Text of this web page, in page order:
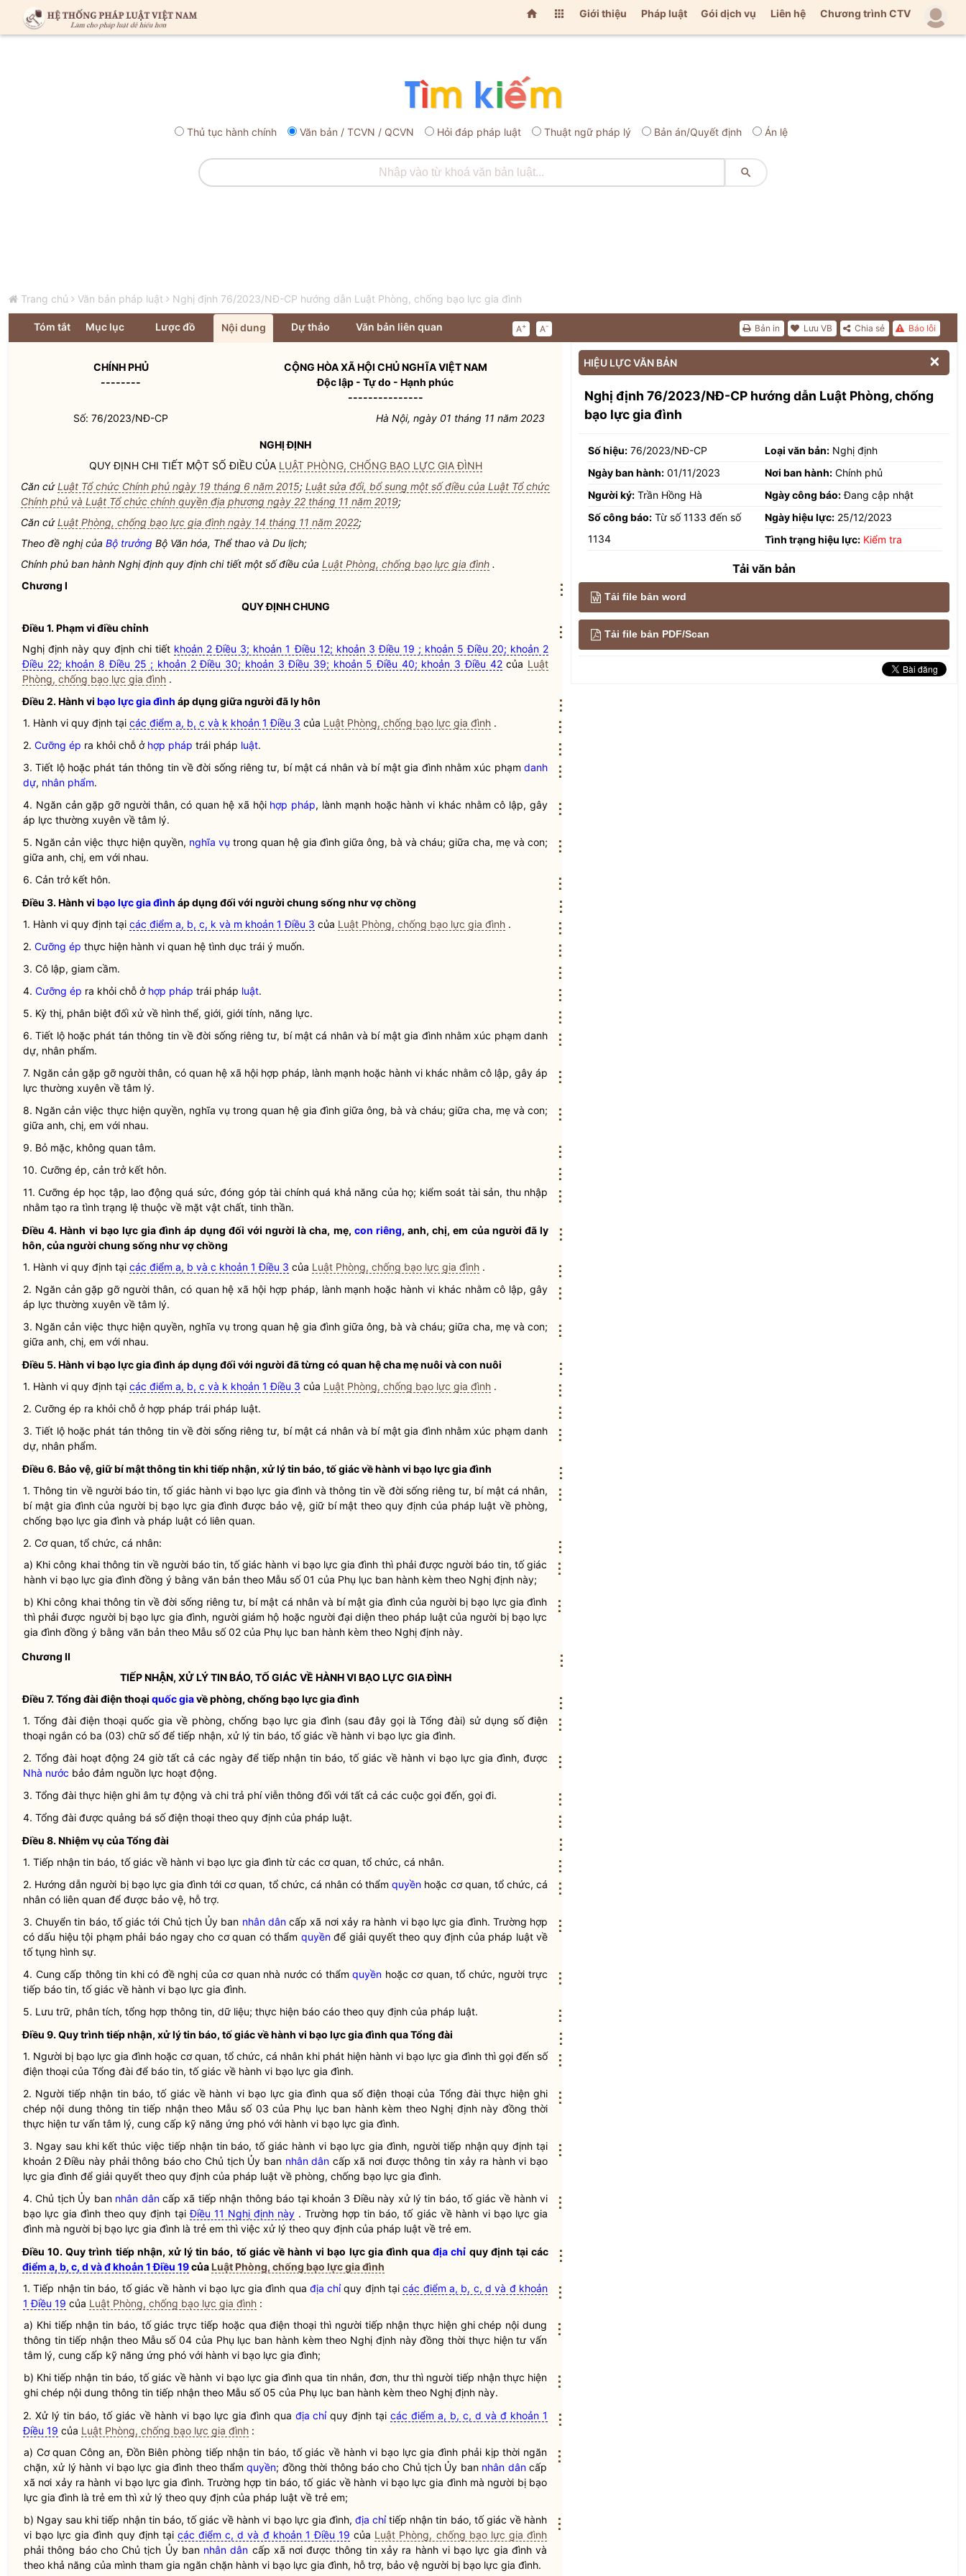
  Giới thiệu Pháp luật Gói dịch vụ Liên hệ Chương trình CTV
Thủ tục hành chính Văn bản / TCVN / QCVN Hỏi đáp pháp luật Thuật ngữ pháp lý Bản án/Quyết định Án lệ

Trang chủ Văn bản pháp luật Nghị định 76/2023/NĐ-CP hướng dẫn Luật Phòng, chống bạo lực gia đình
Tóm tắt Mục lục Lược đồ Nội dung Dự thảo Văn bản liên quan A+ A- Báo lỗi
Chia sẻ
Lưu VB
Bản in
CHÍNH PHỦ
--------
CỘNG HÒA XÃ HỘI CHỦ NGHĨA VIỆT NAM
Độc lập - Tự do - Hạnh phúc
---------------
Số: 76/2023/NĐ-CP
Hà Nội, ngày 01 tháng 11 năm 2023
NGHỊ ĐỊNH
QUY ĐỊNH CHI TIẾT MỘT SỐ ĐIỀU CỦA LUẬT PHÒNG, CHỐNG BẠO LỰC GIA ĐÌNH
Căn cứLuật Tổ chức Chính phủ ngày 19 tháng 6 năm 2015; Luật sửa đổi, bổ sung một số điều của Luật Tổ chức
Chính phủ và Luật Tổ chức chính quyền địa phương ngày 22 tháng 11 năm 2019;
Căn cứLuật Phòng, chống bạo lực gia đình ngày 14 tháng 11 năm 2022;
Theo đề nghị của Bộ trưởng Bộ Văn hóa, Thể thao và Du lịch;
Chính phủ ban hành Nghị định quy định chi tiết một số điều của Luật Phòng, chống bạo lực gia đình .
Chương I
QUY ĐỊNH CHUNG
Điều 1. Phạm vi điều chỉnh
Nghị định này quy định chi tiết khoản 2 Điều 3; khoản 1 Điều 12; khoản 3 Điều 19 ; khoản 5 Điều 20; khoản 2
Điều 22; khoản 8 Điều 25 ; khoản 2 Điều 30; khoản 3 Điều 39; khoản 5 Điều 40; khoản 3 Điều 42của Luật
Phòng, chống bạo lực gia đình .
Điều 2. Hành vi bạo lực gia đình áp dụng giữa người đã ly hôn
1. Hành vi quy định tại các điểm a, b, c và k khoản 1 Điều 3 của Luật Phòng, chống bạo lực gia đình .
2. Cưỡng ép ra khỏi chỗ ở hợp pháp trái pháp luật.
3. Tiết lộ hoặc phát tán thông tin về đời sống riêng tư, bí mật cá nhân và bí mật gia đình nhằm xúc phạm danh
dự, nhân phẩm.
4. Ngăn cản gặp gỡ người thân, có quan hệ xã hội hợp pháp, lành mạnh hoặc hành vi khác nhằm cô lập, gây
áp lực thường xuyên về tâm lý.
5. Ngăn cản việc thực hiện quyền, nghĩa vụ trong quan hệ gia đình giữa ông, bà và cháu; giữa cha, mẹ và con;
giữa anh, chị, em với nhau.
6. Cản trở kết hôn.
Điều 3. Hành vi bạo lực gia đình áp dụng đối với người chung sống như vợ chồng
1. Hành vi quy định tại các điểm a, b, c, k và m khoản 1 Điều 3 của Luật Phòng, chống bạo lực gia đình .
2. Cưỡng ép thực hiện hành vi quan hệ tình dục trái ý muốn.
3. Cô lập, giam cầm.
4. Cưỡng ép ra khỏi chỗ ở hợp pháp trái pháp luật.
5. Kỳ thị, phân biệt đối xử về hình thể, giới, giới tính, năng lực.
6. Tiết lộ hoặc phát tán thông tin về đời sống riêng tư, bí mật cá nhân và bí mật gia đình nhằm xúc phạm danh
dự, nhân phẩm.
7. Ngăn cản gặp gỡ người thân, có quan hệ xã hội hợp pháp, lành mạnh hoặc hành vi khác nhằm cô lập, gây áp
lực thường xuyên về tâm lý.
8. Ngăn cản việc thực hiện quyền, nghĩa vụ trong quan hệ gia đình giữa ông, bà và cháu; giữa cha, mẹ và con;
giữa anh, chị, em với nhau.
9. Bỏ mặc, không quan tâm.
10. Cưỡng ép, cản trở kết hôn.
11.Cưỡng ép học tập, lao động quá sức, đóng góp tài chính quá khả năng của họ; kiểm soát tài sản, thu nhập
nhằm tạo ra tình trạng lệ thuộc về mặt vật chất, tinh thần.
Điều 4. Hành vi bạo lực gia đình áp dụng đối với người là cha, mẹ, con riêng, anh, chị, em của người đã ly
hôn, của người chung sống như vợ chồng
1. Hành vi quy định tại các điểm a, b và c khoản 1 Điều 3 của Luật Phòng, chống bạo lực gia đình .
2. Ngăn cản gặp gỡ người thân, có quan hệ xã hội hợp pháp, lành mạnh hoặc hành vi khác nhằm cô lập, gây
áp lực thường xuyên về tâm lý.
3. Ngăn cản việc thực hiện quyền, nghĩa vụ trong quan hệ gia đình giữa ông, bà và cháu; giữa cha, mẹ và con;
giữa anh, chị, em với nhau.
Điều 5. Hành vi bạo lực gia đình áp dụng đối với người đã từng có quan hệ cha mẹ nuôi và con nuôi
1. Hành vi quy định tại các điểm a, b, c và k khoản 1 Điều 3 của Luật Phòng, chống bạo lực gia đình .
2. Cưỡng ép ra khỏi chỗ ở hợp pháp trái pháp luật.
3. Tiết lộ hoặc phát tán thông tin về đời sống riêng tư, bí mật cá nhân và bí mật gia đình nhằm xúc phạm danh
dự, nhân phẩm.
Điều 6. Bảo vệ, giữ bí mật thông tin khi tiếp nhận, xử lý tin báo, tố giác về hành vi bạo lực gia đình
1. Thông tin về người báo tin, tố giác hành vi bạo lực gia đìnhvà thông tin về đời sống riêng tư, bí mật cá nhân,
bí mật gia đình của người bị bạo lực gia đình được bảo vệ, giữ bí mật theo quy định của pháp luật về phòng,
chống bạo lực gia đình và pháp luật có liên quan.
2. Cơ quan, tổ chức, cá nhân:
a) Khi công khai thông tin về người báo tin, tố giác hành vi bạo lực gia đình thì phải được người báo tin, tố giác
hành vi bạo lực gia đình đồng ý bằng văn bản theo Mẫu số 01 của Phụ lục ban hành kèm theo Nghị định này;
b) Khi công khai thông tin về đời sống riêng tư, bí mật cá nhân và bí mật gia đình của người bị bạo lực gia đình
thì phải được người bị bạo lực gia đình, người giám hộ hoặc người đại diện theo pháp luậtcủa người bị bạo lực
gia đình đồng ý bằng văn bản theo Mẫu số 02 của Phụ lục ban hành kèm theo Nghị định này.
Chương II
TIẾP NHẬN, XỬ LÝ TIN BÁO, TỐ GIÁC VỀ HÀNH VI BẠO LỰC GIA ĐÌNH
Điều 7. Tổng đài điện thoại quốc giavề phòng, chống bạo lực gia đình
1. Tổng đài điện thoại quốc gia về phòng, chống bạo lực gia đình(sau đây gọi là Tổng đài) sử dụng số điện
thoại ngắn có ba (03) chữ số để tiếp nhận, xử lý tin báo, tố giác về hành vi bạo lực gia đình.
2. Tổng đài hoạt động 24 giờ tất cả các ngày để tiếp nhận tin báo, tố giác về hành vi bạo lực gia đình, được
Nhà nước bảo đảm nguồn lực hoạt động.
3. Tổng đài thực hiện ghi âm tự động và chi trả phí viễn thông đối với tất cả các cuộc gọi đến, gọi đi.
4. Tổng đài được quảng bá số điện thoại theo quy định của pháp luật.
Điều 8. Nhiệm vụ của Tổng đài
1. Tiếp nhận tin báo, tố giác về hành vi bạo lực gia đình từ các cơ quan, tổ chức, cá nhân.
2. Hướng dẫn người bị bạo lực gia đình tới cơ quan, tổ chức, cá nhân có thẩmquyền hoặc cơ quan, tổ chức, cá
nhân có liên quan để được bảo vệ, hỗ trợ.
3. Chuyển tin báo, tố giác tới Chủ tịch Ủy ban nhân dâncấp xã nơi xảy ra hành vi bạo lực gia đình. Trường hợp
có dấu hiệu tội phạm phải báo ngay cho cơ quan có thẩm quyềnđể giải quyết theo quy định của pháp luậtvề
tố tụng hình sự.
4. Cung cấp thông tin khi có đề nghị của cơ quan nhà nước có thẩmquyền hoặc cơ quan, tổ chức, người trực
tiếp báo tin, tố giác về hành vi bạo lực gia đình.
5. Lưu trữ, phân tích, tổng hợp thông tin, dữ liệu; thực hiện báo cáo theo quy định của pháp luật.
Điều 9. Quy trình tiếp nhận, xử lý tin báo, tố giác về hành vi bạo lực gia đình qua Tổng đài
1. Người bị bạo lực gia đình hoặc cơ quan, tổ chức, cá nhân khi phát hiện hành vi bạo lực gia đình thì gọi đến số
điện thoại của Tổng đài để báo tin, tố giác về hành vi bạo lực gia đình.
2. Người tiếp nhận tin báo, tố giác về hành vi bạo lực gia đình qua số điện thoại của Tổng đài thực hiện ghi
chép nội dung thông tin tiếp nhận theo Mẫu số 03 của Phụ lục ban hành kèm theo Nghị định này đồng thời
thực hiện tư vấn tâm lý, cung cấp kỹ năng ứng phó với hành vi bạo lực gia đình.
3. Ngay sau khi kết thúc việc tiếp nhận tin báo, tố giác hành vi bạo lực gia đình, người tiếp nhận quy định tại
khoản 2 Điều này phải thông báo cho Chủ tịch Ủy ban nhân dân cấp xã nơi được thông tin xảy ra hành vi bạo
lực gia đình để giải quyết theo quy định của pháp luật về phòng, chống bạo lực gia đình.
4. Chủ tịch Ủy ban nhân dâncấp xã tiếp nhận thông báo tại khoản 3 Điều này xử lý tin báo, tố giác về hành vi
bạo lực gia đình theo quy định tạiĐiều 11 Nghị định này. Trường hợp tin báo, tố giác về hành vi bạo lực gia
đình mà người bị bạo lực gia đình là trẻ em thì việc xử lý theo quy định của pháp luật về trẻ em.
Điều 10. Quy trình tiếp nhận, xử lý tin báo, tố giác về hành vibạo lực gia đình quađịa chỉ quy định tại các
điểm a, b, c, d và đ khoản 1 Điều 19củaLuật Phòng, chống bạo lực gia đình
1. Tiếp nhận tin báo, tố giác về hành vi bạo lực gia đình qua địa chỉquy định tạicác điểm a, b, c, d và đ khoản
1 Điều 19 của Luật Phòng, chống bạo lực gia đình :
a) Khi tiếp nhận tin báo, tố giác trực tiếp hoặc qua điện thoại thì người tiếp nhận thực hiện ghi chép nội dung
thông tin tiếp nhận theo Mẫu số 04 của Phụ lục ban hành kèm theo Nghị định này đồng thời thực hiện tư vấn
tâm lý, cung cấp kỹ năng ứng phó với hành vi bạo lực gia đình;
b) Khi tiếp nhận tin báo, tố giác về hành vi bạo lực gia đình qua tin nhắn, đơn, thư thì người tiếp nhận thực hiện
ghi chép nội dung thông tin tiếp nhận theo Mẫu số 05 của Phụ lục ban hành kèm theo Nghị định này.
2. Xử lý tin báo, tố giác về hành vi bạo lực gia đìnhqua địa chỉquy định tạicác điểm a, b, c, d và đ khoản 1
Điều 19 của Luật Phòng, chống bạo lực gia đình :
a) Cơ quan Công an, Đồn Biên phòng tiếp nhận tin báo, tố giác về hành vi bạo lực gia đình phải kịp thời ngăn
chặn, xử lý hành vi bạo lực gia đình theo thẩmquyền; đồng thời thông báo cho Chủ tịch Ủy ban nhân dâncấp
xã nơi xảy ra hành vi bạo lực gia đình. Trường hợp tin báo, tố giác về hành vi bạo lực gia đìnhmà người bị bạo
lực gia đình là trẻ em thì xử lý theo quy định của pháp luật về trẻ em;
b) Ngay sau khi tiếp nhận tin báo, tố giác về hành vi bạo lực gia đình, địa chỉtiếp nhận tin báo, tố giác về hành
vi bạo lực gia đình quy định tại các điểm c, d và đ khoản 1 Điều 19 của Luật Phòng, chống bạo lực gia đình
phải thông báo cho Chủ tịch Ủy ban nhân dân cấp xã nơi được thông tin xảy ra hành vi bạo lực gia đìnhvà
theo khả năng của mình tham gia ngăn chặn hành vi bạo lực gia đình, hỗ trợ, bảo vệ người bị bạo lực gia đình.
HIỆU LỰC VĂN BẢN 
Nghị định 76/2023/NĐ-CP hướng dẫn Luật Phòng, chống
bạo lực gia đình
Số hiệu: 76/2023/NĐ-CP Loại văn bản: Nghị định
Ngày ban hành: 01/11/2023 Nơi ban hành: Chính phủ
Người ký: Trần Hồng Hà Ngày công báo:Đang cập nhật
Số công báo: Từ số 1133 đến số
1134
Ngày hiệu lực: 25/12/2023
Tình trạng hiệu lực: Kiểm tra
Tải văn bản
Tải file bản word
Tải file bản PDF/Scan
⋮
⋮
⋮
⋮
⋮
⋮
⋮
⋮
⋮
⋮
⋮
⋮
⋮
⋮
⋮
⋮
⋮
⋮
⋮
⋮
⋮
⋮
⋮
⋮
⋮
⋮
⋮
⋮
⋮
⋮
⋮
⋮
⋮
⋮
⋮
⋮
⋮
⋮
⋮
⋮
⋮
⋮
⋮
⋮
⋮
⋮
⋮
⋮
⋮
⋮
⋮
⋮
⋮
⋮
⋮
⋮
⋮
⋮